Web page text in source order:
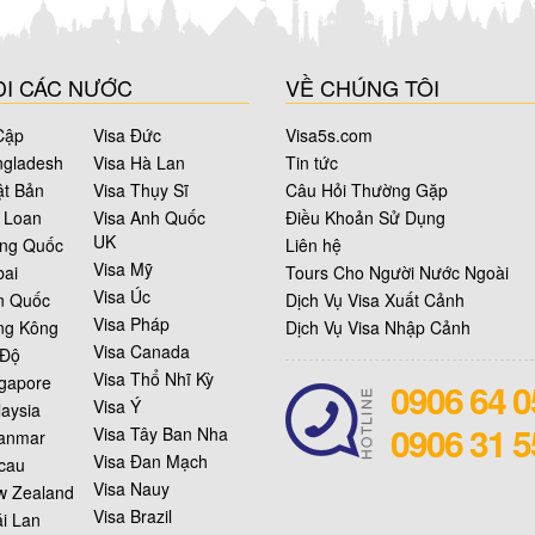
CÁC NƯỚC
Bản
Quốc
Quốc
Kông
Zealand
Lan
Visa Đức
Visa Hà Lan
Visa Thụy Sĩ
Visa Anh Quốc
UK
Visa Mỹ
Visa Úc
Visa Pháp
Visa Canada
Visa Thổ Nhĩ Kỳ
Visa Ý
Visa Tây Ban Nha
Visa Đan Mạch
Visa Nauy
Visa Brazil
VỀ CHÚNG TÔI
Visa5s.com
Tin tức
Câu Hỏi Thường Gặp
Điều Khoản Sử Dụng
Liên hệ
Tours Cho Người Nước Ngoài
Dịch Vụ Visa Xuất Cảnh
Dịch Vụ Visa Nhập Cảnh
0906 64
0906 31